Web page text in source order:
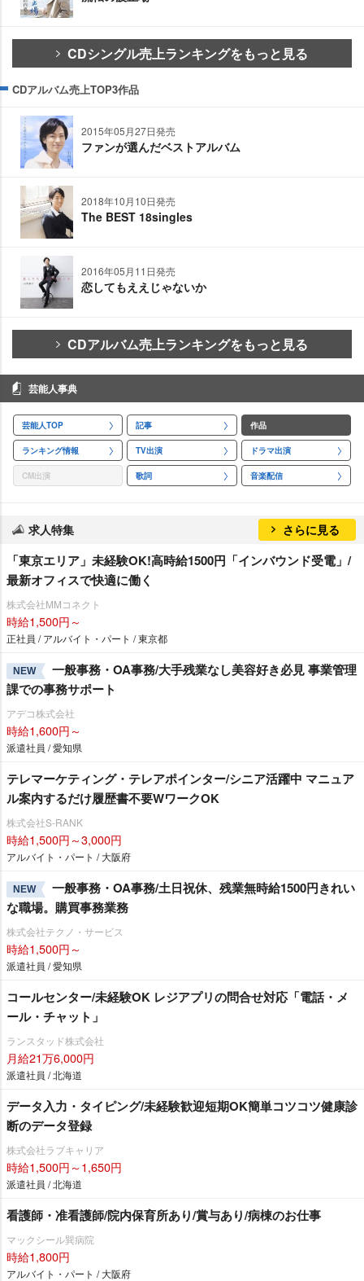
CDシングル売上ランキングをもっと見る
CDアルバム売上TOP3作品
2015年05月27日発売
ファンが選んだベストアルバム
2018年10月10日発売
The BEST 18singles
2016年05月11日発売
恋してもええじゃないか
CDアルバム売上ランキングをもっと見る
芸能人事典
芸能人TOP 記事 作品
ランキング情報 TV出演 ドラマ出演
CM出演 歌詞 音楽配信
求人特集 さらに見る
「東京エリア」未経験OK!高時給1500円「インバウンド受電」/
最新オフィスで快適に働く
株式会社MMコネクト
時給1,500円～
正社員 / アルバイト・パート / 東京都
NEW
一般事務・OA事務/大手残業なし美容好き必見 事業管理
課での事務サポート
アデコ株式会社
時給1,600円～
派遣社員 / 愛知県
テレマーケティング・テレアポインター/シニア活躍中 マニュア
ル案内するだけ履歴書不要WワークOK
株式会社S-RANK
時給1,500円～3,000円
アルバイト・パート / 大阪府
NEW
一般事務・OA事務/土日祝休、残業無時給1500円きれい
な職場。購買事務業務
株式会社テクノ・サービス
時給1,500円～
派遣社員 / 愛知県
コールセンター/未経験OK レジアプリの問合せ対応「電話・メ
ール・チャット」
ランスタッド株式会社
月給21万6,000円
派遣社員 / 北海道
データ入力・タイピング/未経験歓迎短期OK簡単コツコツ健康診
断のデータ登録
株式会社ラブキャリア
時給1,500円～1,650円
派遣社員 / 北海道
看護師・准看護師/院内保育所あり/賞与あり/病棟のお仕事
マックシール巽病院
時給1,800円
アルバイト・パート / 大阪府